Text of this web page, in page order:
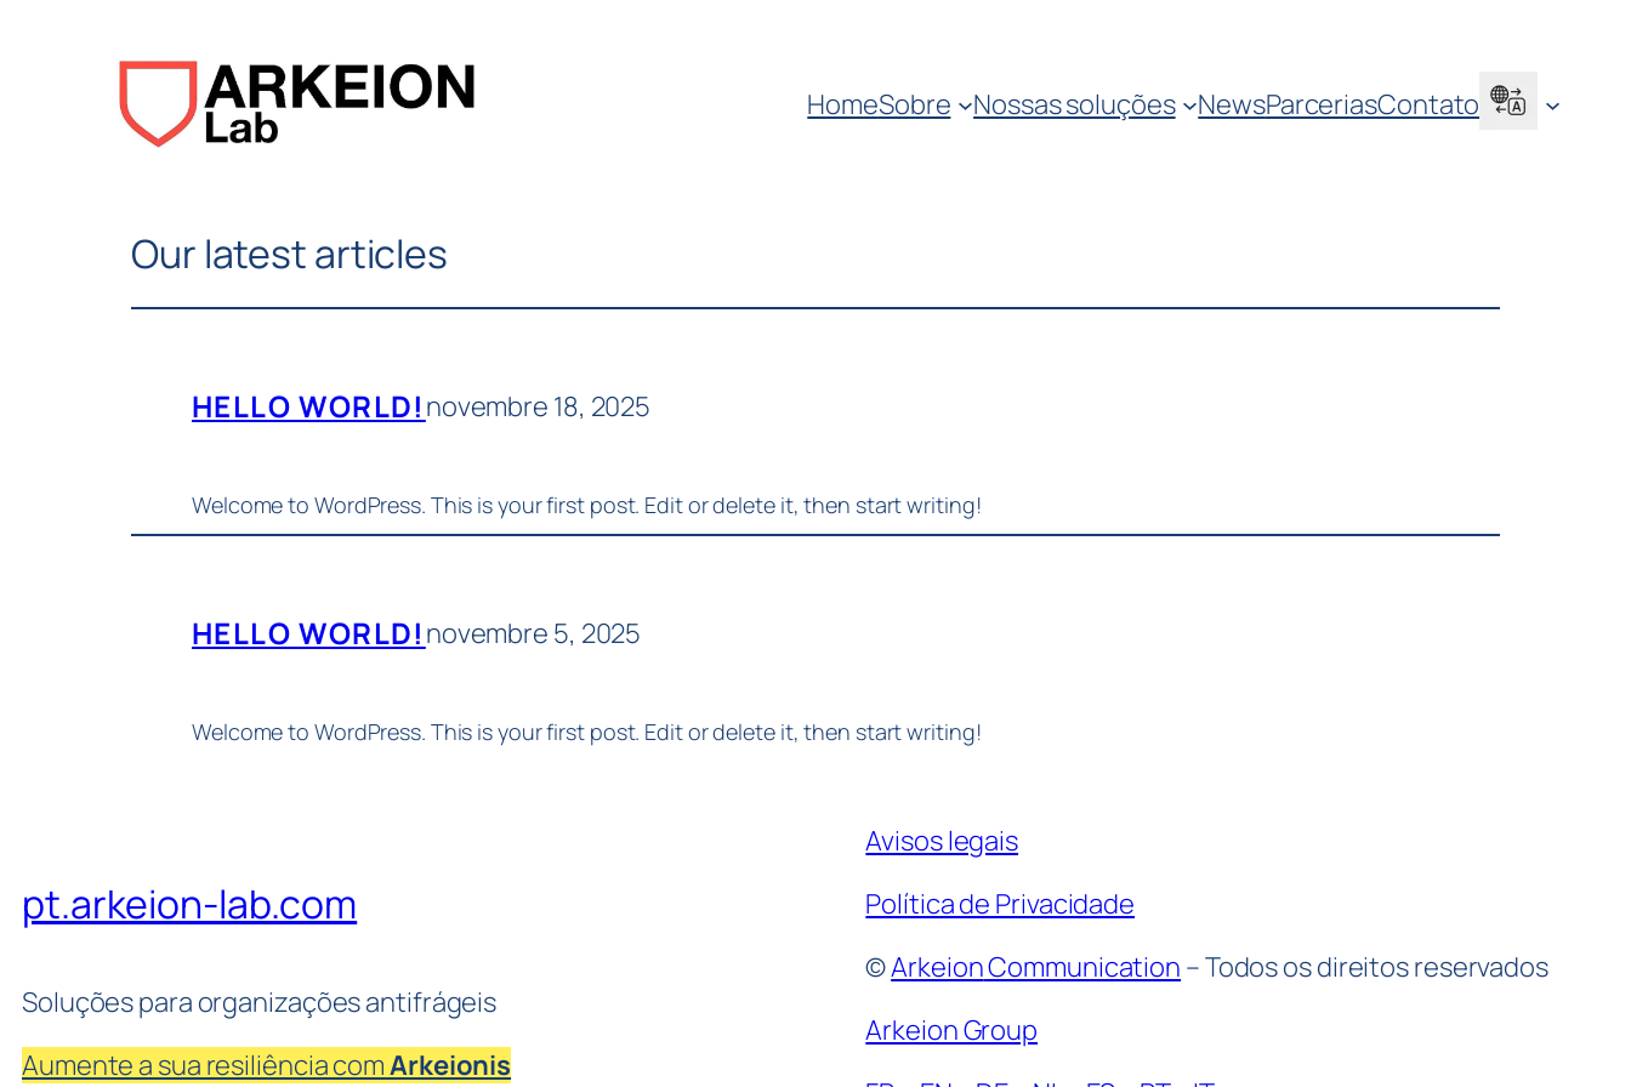
HomeSobre Nossas soluções NewsParceriasContato
Our latest articles
HELLO WORLD! novembre 18, 2025
Welcome to WordPress. This is your first post. Edit or delete it, then start writing!
HELLO WORLD! novembre 5, 2025
Welcome to WordPress. This is your first post. Edit or delete it, then start writing!
pt.arkeion-lab.com
Soluções para organizações antifrágeis
Aumente a sua resiliência comArkeionis
Avisos legais
Política de Privacidade
©ArkeionCommunication – Todos os direitos reservados
Arkeion Group